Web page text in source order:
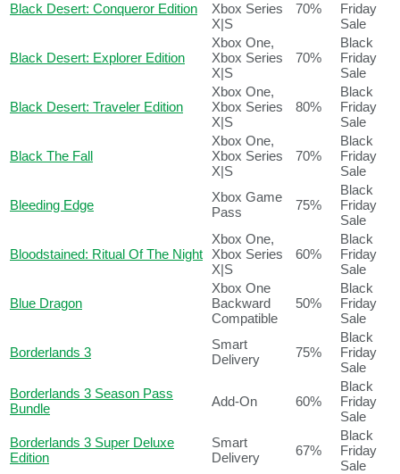
Black Desert: Conqueror Edition
Xbox Series
X|S
70%
Friday
Sale
Black Desert: Explorer Edition
Xbox One,
Xbox Series
X|S
70%
Black
Friday
Sale
Black Desert: Traveler Edition
Xbox One,
Xbox Series
X|S
80%
Black
Friday
Sale
Black The Fall
Xbox One,
Xbox Series
X|S
70%
Black
Friday
Sale
Bleeding Edge
Xbox Game
Pass
75%
Black
Friday
Sale
Bloodstained: Ritual Of The Night
Xbox One,
Xbox Series
X|S
60%
Black
Friday
Sale
Blue Dragon
Xbox One
Backward
Compatible
50%
Black
Friday
Sale
Borderlands 3
Smart
Delivery
75%
Black
Friday
Sale
Borderlands 3 Season Pass
Bundle
Add-On 60%
Black
Friday
Sale
Borderlands 3 Super Deluxe
Edition
Smart
Delivery
67%
Black
Friday
Sale